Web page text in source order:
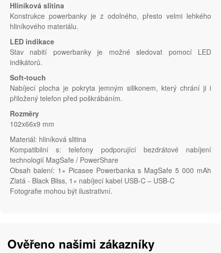
Hliníková slitina
Konstrukce powerbanky je z odolného, přesto velmi lehkého
hliníkového materiálu.
LED indikace
Stav nabití powerbanky je možné sledovat pomocí LED
indikátorů.
Soft-touch
Nabíjecí plocha je pokryta jemným silikonem, který chrání ji i
přiložený telefon před poškrábáním.
Rozměry
102x66x9 mm
Materiál: hliníková slitina
Kompatibilní s: telefony podporující bezdrátové nabíjení
technologií MagSafe / PowerShare
Obsah balení: 1× Picasee Powerbanka s MagSafe 5 000 mAh
Zlatá - Black Bliss, 1× nabíjecí kabel USB-C – USB-C
Fotografie mohou být ilustrativní.
Ověřeno našimi zákazníky